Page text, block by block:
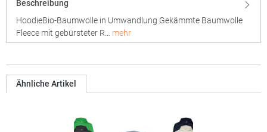
Beschreibung
HoodieBio-Baumwolle in Umwandlung Gekämmte Baumwolle
Fleece mit gebürsteter R… mehr
Ähnliche Artikel